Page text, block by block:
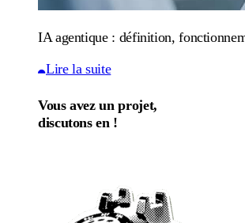
IA agentique : définition,
Lire la suite
Vous avez un projet,
discutons en !